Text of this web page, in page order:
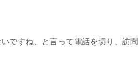
ですね、と言って電話を切り、訪問